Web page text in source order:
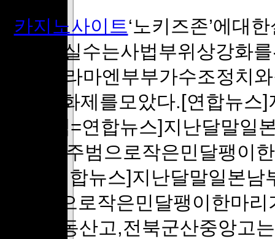
카지노사이트‘노키즈존’에대
가장큰실수는사법부위상강화
다.웹드라마엔부부가수조정치
삽입돼화제를모았다.[연합뉴
[이종백=연합뉴스]지난달말일
비시킨주범으로작은민달팽이
종백=연합뉴스]지난달말일본
킨주범으로작은민달팽이한마
도안산동산고,전북군산중앙고는